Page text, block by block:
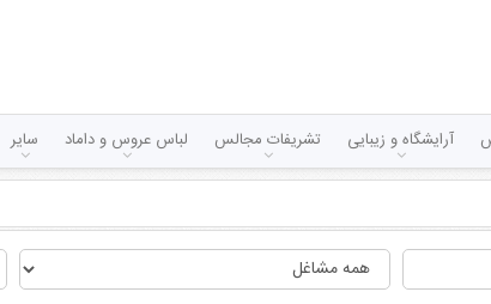
آرایشگاه و زیبایی تشریفات مجالس لباس عروس و داماد سایر